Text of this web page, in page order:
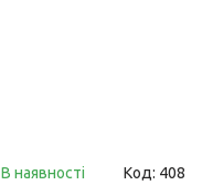
В наявності Код: 408